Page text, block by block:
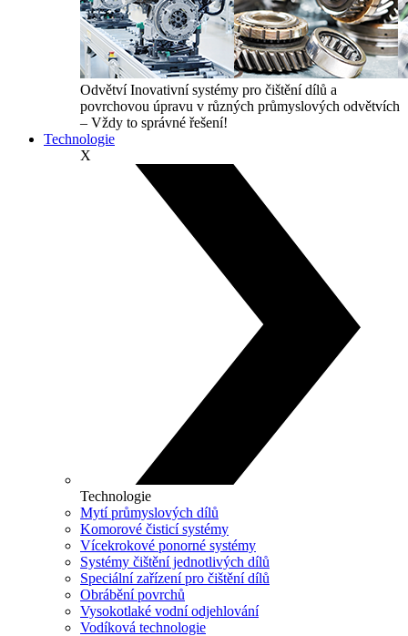
OdvětvíInovativní systémy pro čištění dílů a
povrchovou úpravu v různých průmyslových odvětvích
– Vždy to správné řešení!
Technologie
X
Technologie
Mytí průmyslových dílů
Komorové čisticí systémy
Vícekrokové ponorné systémy
Systémy čištění jednotlivých dílů
Speciální zařízení pro čištění dílů
Obrábění povrchů
Vysokotlaké vodní odjehlování
Vodíková technologie